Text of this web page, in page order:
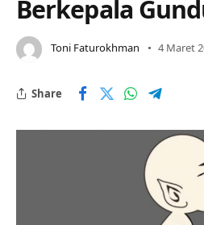
Berkepala
Toni Faturokhman 4 Maret
Share